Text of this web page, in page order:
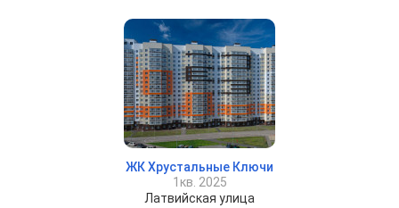
ЖК Хрустальные Ключи
1кв. 2025
Латвийская улица